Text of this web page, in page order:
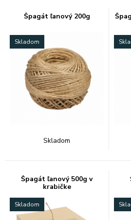
Špagát ľanový 200g
Skladom
Skladom
Špagát ľanový 500g v
krabičke
Skladom